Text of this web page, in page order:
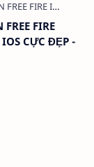
FIRE
CỰC ĐẸP -